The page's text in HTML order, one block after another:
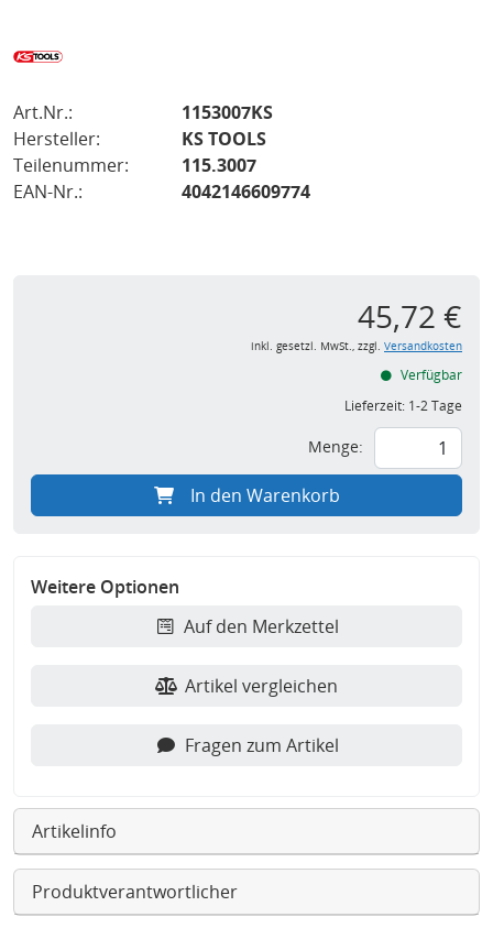
Art.Nr.:
1153007KS
Hersteller:
KS TOOLS
Teilenummer:
115.3007
EAN-Nr.:
4042146609774
45,72 €
inkl. gesetzl. MwSt., zzgl. Versandkosten
Verfügbar
Lieferzeit: 1-2 Tage
Menge:
In den Warenkorb
Weitere Optionen
Auf den Merkzettel
Artikel vergleichen
Fragen zum Artikel
Artikelinfo
Produktverantwortlicher